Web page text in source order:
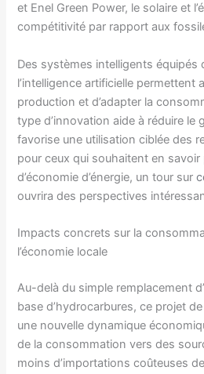
et Enel Green Power, le solaire et
compétitivité par rapport aux
Des systèmes intelligents équipés
l’intelligence artificielle permettent
production et d’adapter la
type d’innovation aide à réduire le
favorise une utilisation ciblée des
pour ceux qui souhaitent en savoir
d’économie d’énergie, un tour sur
ouvrira des perspectives
Impacts concrets sur la
l’économie locale
Au-delà du simple remplacement
base d’hydrocarbures, ce projet
une nouvelle dynamique
de la consommation vers des
moins d’importations coûteuses